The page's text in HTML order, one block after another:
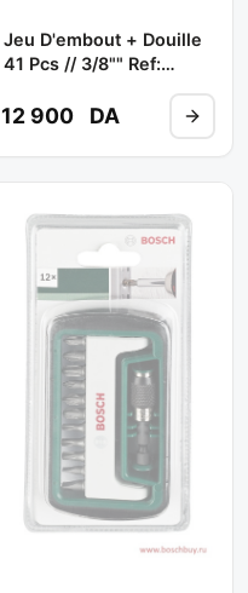
Jeu D'embout + Douille
41 Pcs // 3/8"" Ref:
JONNESWAY
12 900 DA